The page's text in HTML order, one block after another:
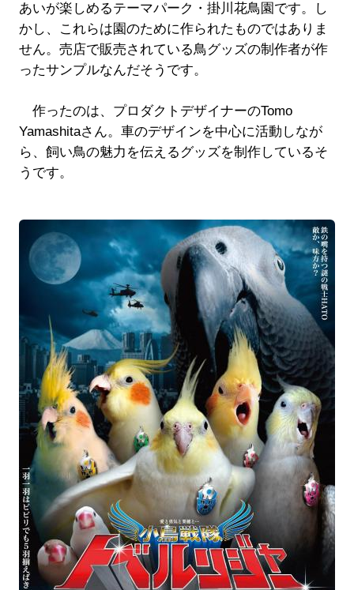
あいが楽しめるテーマパーク・掛川花鳥園です。し
かし、これらは園のために作られたものではありま
せん。売店で販売されている鳥グッズの制作者が作
ったサンプルなんだそうです。
作ったのは、プロダクトデザイナーのTomo
Yamashitaさん。車のデザインを中心に活動しなが
ら、飼い鳥の魅力を伝えるグッズを制作しているそ
うです。